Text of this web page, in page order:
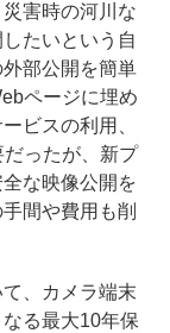
害時の河川な
たいという自
部公開を簡単
ページに埋め
ビスの利用、
ったが、新プ
な映像公開を
間や費用も削
、カメラ端末
る最大10年保